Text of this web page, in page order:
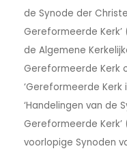
de Synode der
Gereformeerde Kerk’
de Algemene
Gereformeerde Kerk
‘Gereformeerde Kerk
‘Handelingen van de
Gereformeerde Kerk’
voorlopige Synoden